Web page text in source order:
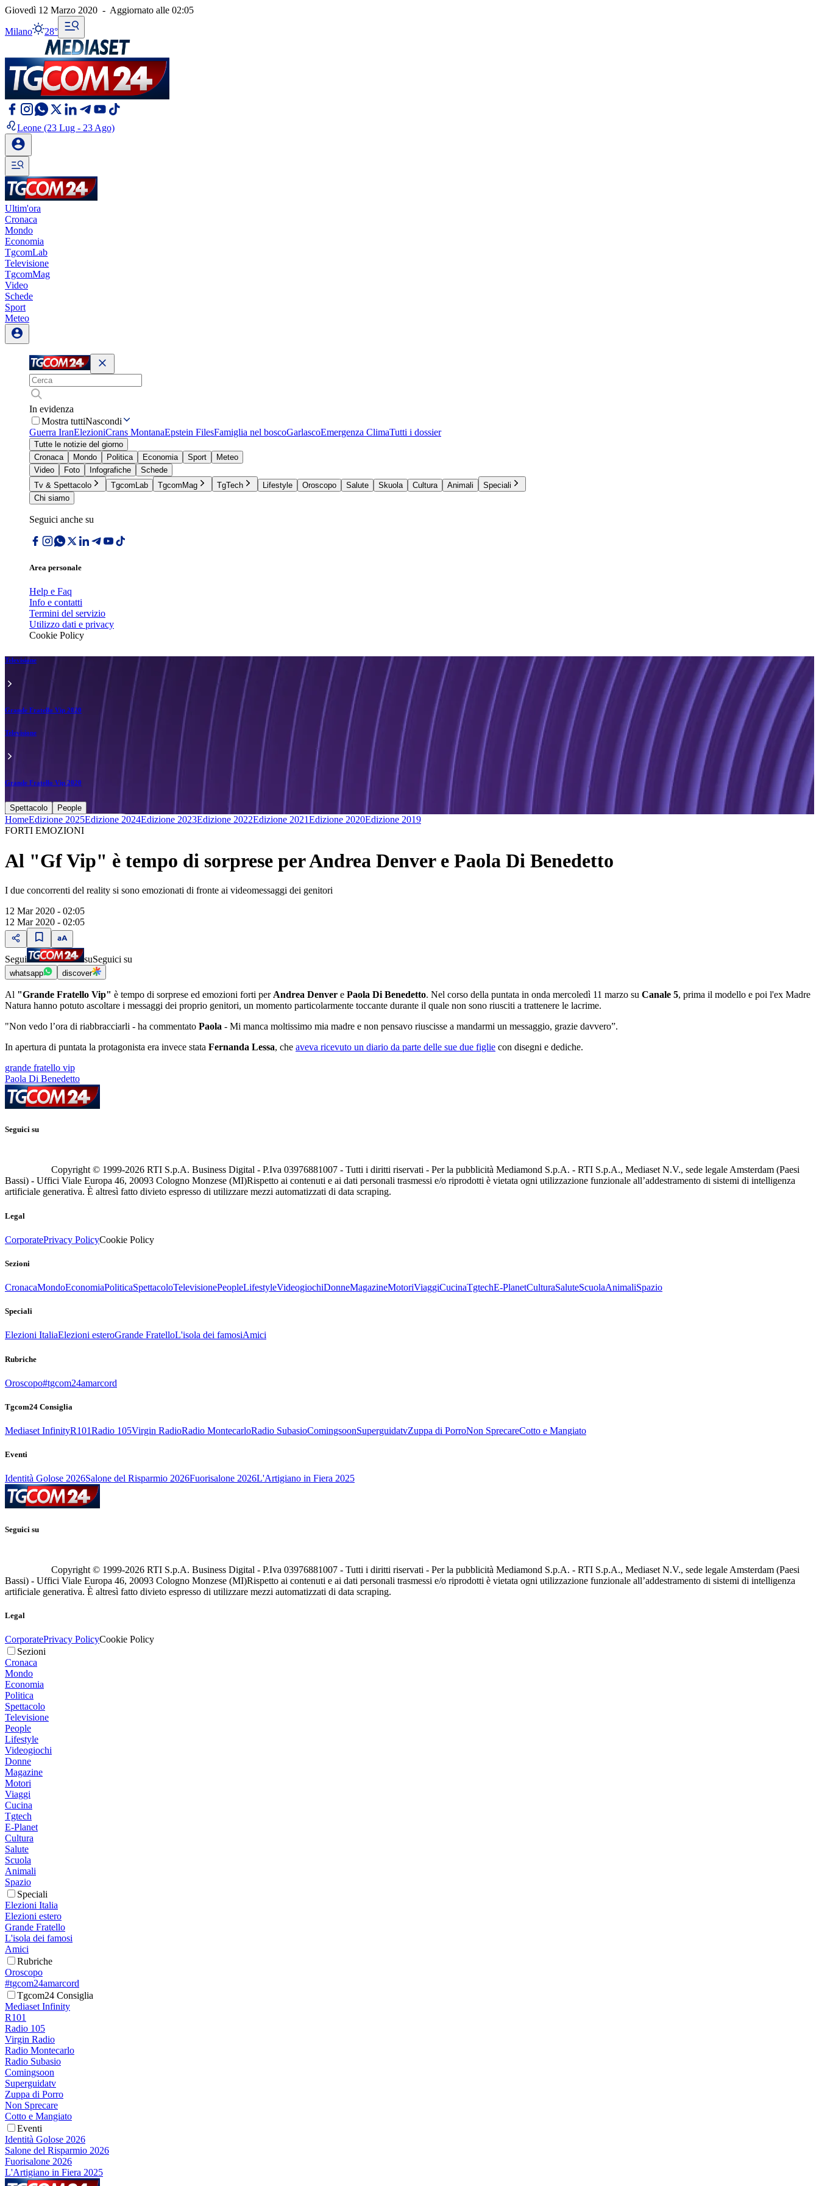
Giovedì 12 Marzo 2020 - Aggiornato alle 02:05
Milano 28°
Leone (23 Lug - 23 Ago)
Ultim'ora
Cronaca
Mondo
Economia
TgcomLab
Televisione
TgcomMag
Video
Schede
Sport
Meteo
In evidenza
Mostra tuttiNascondi
Guerra IranElezioniCrans MontanaEpstein FilesFamiglia nel boscoGarlascoEmergenza ClimaTutti i dossier
Tutte le notizie del giorno
Cronaca
Mondo Politica Economia Sport
Meteo
Video
Foto Infografiche
Schede
Tv & Spettacolo
TgcomLab TgcomMag TgTech Lifestyle Oroscopo Salute Skuola Cultura Animali
Speciali
Chi siamo
Seguici anche su
Area personale
Help e Faq
Info e contatti
Termini del servizio
Utilizzo dati e privacy
Cookie Policy
Televisione
Grande Fratello Vip 2020
Televisione
Grande Fratello Vip 2020
Spettacolo People
HomeEdizione 2025Edizione 2024Edizione 2023Edizione 2022Edizione 2021Edizione 2020Edizione 2019
FORTI EMOZIONI
Al "Gf Vip" è tempo di sorprese per Andrea Denver e Paola Di Benedetto
I due concorrenti del reality si sono emozionati di fronte ai videomessaggi dei genitori
12 Mar 2020 - 02:05
12 Mar 2020 - 02:05
Segui suSeguici su
whatsapp discover
Al "Grande Fratello Vip" è tempo di sorprese ed emozioni forti per Andrea Denver e Paola Di Benedetto. Nel corso della puntata in onda mercoledì 11 marzo su Canale 5, prima il modello e poi l'ex Madre
Natura hanno potuto ascoltare i messaggi dei proprio genitori, un momento particolarmente toccante durante il quale non sono riusciti a trattenere le lacrime.
"Non vedo l’ora di riabbracciarli - ha commentato Paola - Mi manca moltissimo mia madre e non pensavo riuscisse a mandarmi un messaggio, grazie davvero”.
In apertura di puntata la protagonista era invece stata Fernanda Lessa, che aveva ricevuto un diario da parte delle sue due figlie con disegni e dediche.
grande fratello vip
Paola Di Benedetto
Seguici su
Copyright © 1999-2026 RTI S.p.A. Business Digital - P.Iva 03976881007 - Tutti i diritti riservati - Per la pubblicità Mediamond S.p.A. - RTI S.p.A., Mediaset N.V., sede legale Amsterdam (Paesi
Bassi) - Uffici Viale Europa 46, 20093 Cologno Monzese (MI)Rispetto ai contenuti e ai dati personali trasmessi e/o riprodotti è vietata ogni utilizzazione funzionale all’addestramento di sistemi di intelligenza
artificiale generativa. È altresì fatto divieto espresso di utilizzare mezzi automatizzati di data scraping.
Legal
CorporatePrivacy PolicyCookie Policy
Sezioni
CronacaMondoEconomiaPoliticaSpettacoloTelevisionePeopleLifestyleVideogiochiDonneMagazineMotoriViaggiCucinaTgtechE-PlanetCulturaSaluteScuolaAnimaliSpazio
Speciali
Elezioni ItaliaElezioni esteroGrande FratelloL'isola dei famosiAmici
Rubriche
Oroscopo#tgcom24amarcord
Tgcom24 Consiglia
Mediaset InfinityR101Radio 105Virgin RadioRadio MontecarloRadio SubasioComingsoonSuperguidatvZuppa di PorroNon SprecareCotto e Mangiato
Eventi
Identità Golose 2026Salone del Risparmio 2026Fuorisalone 2026L'Artigiano in Fiera 2025
Seguici su
Copyright © 1999-2026 RTI S.p.A. Business Digital - P.Iva 03976881007 - Tutti i diritti riservati - Per la pubblicità Mediamond S.p.A. - RTI S.p.A., Mediaset N.V., sede legale Amsterdam (Paesi
Bassi) - Uffici Viale Europa 46, 20093 Cologno Monzese (MI)Rispetto ai contenuti e ai dati personali trasmessi e/o riprodotti è vietata ogni utilizzazione funzionale all’addestramento di sistemi di intelligenza
artificiale generativa. È altresì fatto divieto espresso di utilizzare mezzi automatizzati di data scraping.
Legal
CorporatePrivacy PolicyCookie Policy
Sezioni
Cronaca
Mondo
Economia
Politica
Spettacolo
Televisione
People
Lifestyle
Videogiochi
Donne
Magazine
Motori
Viaggi
Cucina
Tgtech
E-Planet
Cultura
Salute
Scuola
Animali
Spazio
Speciali
Elezioni Italia
Elezioni estero
Grande Fratello
L'isola dei famosi
Amici
Rubriche
Oroscopo
#tgcom24amarcord
Tgcom24 Consiglia
Mediaset Infinity
R101
Radio 105
Virgin Radio
Radio Montecarlo
Radio Subasio
Comingsoon
Superguidatv
Zuppa di Porro
Non Sprecare
Cotto e Mangiato
Eventi
Identità Golose 2026
Salone del Risparmio 2026
Fuorisalone 2026
L'Artigiano in Fiera 2025